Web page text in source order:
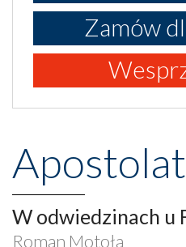
Zamów
W odwiedzinach u
Roman Motoła